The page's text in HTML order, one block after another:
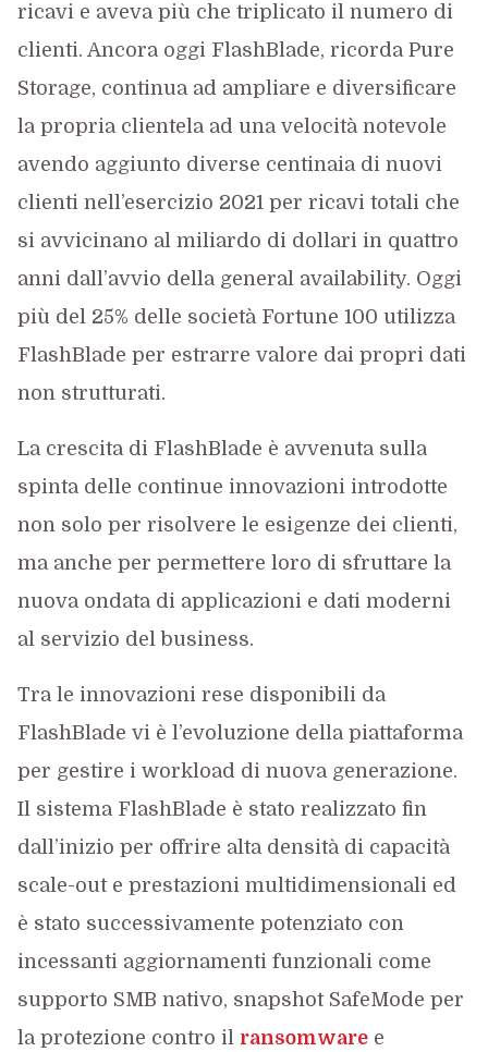
ricavi e aveva più che triplicato il numero di
clienti. Ancora oggi FlashBlade, ricorda Pure
Storage, continua ad ampliare e diversificare
la propria clientela ad una velocità notevole
avendo aggiunto diverse centinaia di nuovi
clienti nell’esercizio 2021 per ricavi totali che
si avvicinano al miliardo di dollari in quattro
anni dall’avvio della general availability. Oggi
più del 25% delle società Fortune 100 utilizza
FlashBlade per estrarre valore dai propri dati
non strutturati.
La crescita di FlashBlade è avvenuta sulla
spinta delle continue innovazioni introdotte
non solo per risolvere le esigenze dei clienti,
ma anche per permettere loro di sfruttare la
nuova ondata di applicazioni e dati moderni
al servizio del business.
Tra le innovazioni rese disponibili da
FlashBlade vi è l’evoluzione della piattaforma
per gestire i workload di nuova generazione.
Il sistema FlashBlade è stato realizzato fin
dall’inizio per offrire alta densità di capacità
scale-out e prestazioni multidimensionali ed
è stato successivamente potenziato con
incessanti aggiornamenti funzionali come
supporto SMB nativo, snapshot SafeMode per
la protezione contro il ransomwaree